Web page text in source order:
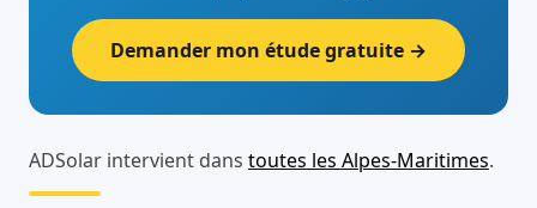
Demander mon étude gratuite →
ADSolar intervient dans toutes les Alpes-Maritimes.